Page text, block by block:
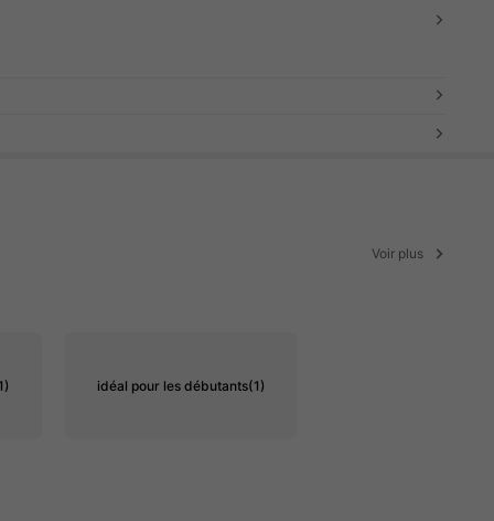
Voir plus
idéal pour les débutants(1)